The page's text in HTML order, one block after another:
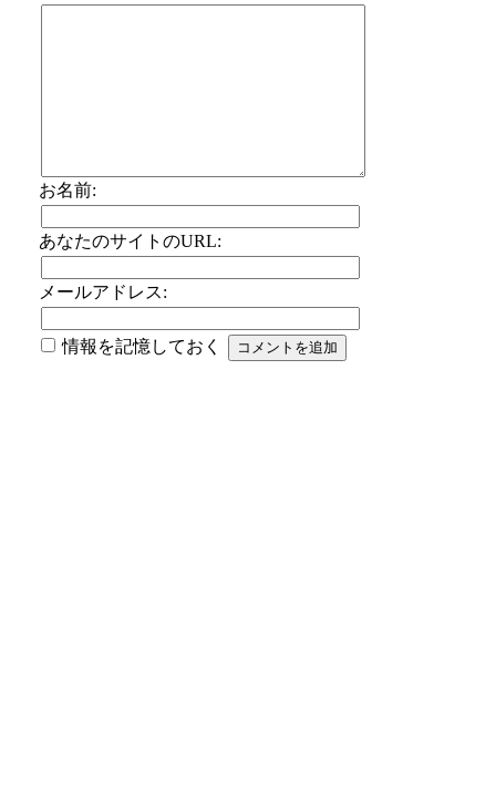
お名前:
あなたのサイトのURL:
メールアドレス:
情報を記憶しておく